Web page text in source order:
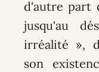
d'autre part
jusqu'au
irréalité »,
son